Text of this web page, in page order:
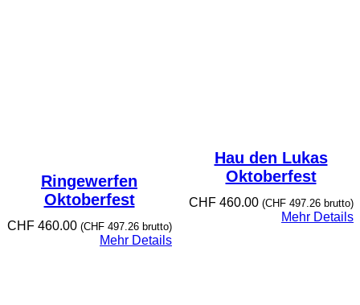
Ringewerfen
Oktoberfest
CHF460.00 (CHF497.26brutto)
Mehr Details
Hau den Lukas
Oktoberfest
CHF460.00 (CHF497.26brutto)
Mehr Details